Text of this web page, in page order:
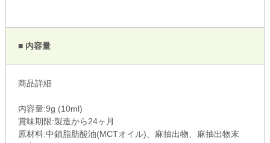
■ 内容量
商品詳細
内容量:9g (10ml)
賞味期限:製造から24ヶ月
原材料:中鎖脂肪酸油(MCTオイル)、麻抽出物、麻抽出物末